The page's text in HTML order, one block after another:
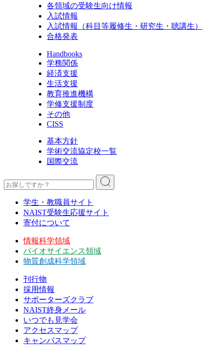
各領域の受験生向け情報
入試情報
入試情報（科目等履修生・研究生・聴講生）
合格発表
Handbooks
学務関係
経済支援
生活支援
教育推進機構
学修支援制度
その他
CISS
基本方針
学術交流協定校一覧
国際交流
学生・教職員サイト
NAIST受験生応援サイト
寄付について
情報科学領域
バイオサイエンス領域
物質創成科学領域
刊行物
採用情報
サポーターズクラブ
NAIST終身メール
いつでも見学会
アクセスマップ
キャンパスマップ